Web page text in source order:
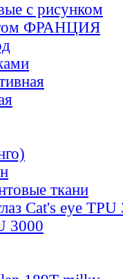
с рисунком
ФРАНЦИЯ
ткани
Cat's eye TPU
3000